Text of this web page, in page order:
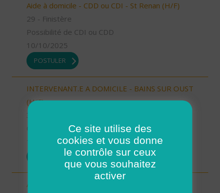
Aide à domicile - CDD ou CDI - St Renan (H/F)
29 - Finistère
Possibilité de CDI ou CDD
10/10/2025
POSTULER
INTERVENANT.E A DOMICILE - BAINS SUR OUST
(H/F)
10/10/2025
POSTULER
Auxiliaire de vie sociale - Randens (73220) (H/F)
Ce site utilise des
cookies et vous donne
le contrôle sur ceux
que vous souhaitez
activer